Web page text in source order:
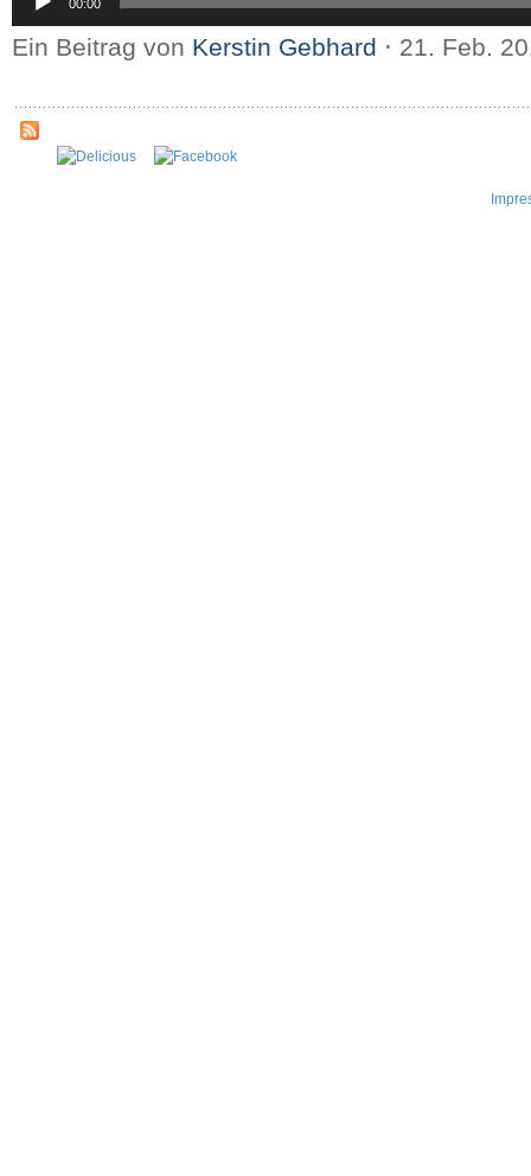
Player 00:00
Ein Beitrag von Kerstin Gebhard ⋅ 21. Feb.